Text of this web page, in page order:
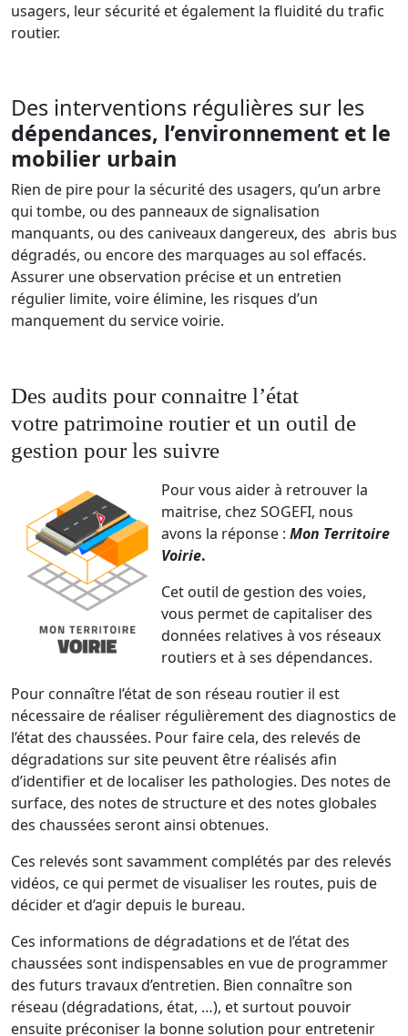
usagers, leur sécurité et également la fluidité du trafic
routier.
Des interventions régulières sur les
dépendances, l’environnement et le
mobilier urbain
Rien de pire pour la sécurité des usagers, qu’un arbre
qui tombe, ou des panneaux de signalisation
manquants, ou des caniveaux dangereux, des abris bus
dégradés, ou encore des marquages au sol effacés.
Assurer une observation précise et un entretien
régulier limite, voire élimine, les risques d’un
manquement du service voirie.
Des audits pour connaitre l’état
votre patrimoine routier et un outil de
gestion pour les suivre
Pour vous aider à retrouver la
maitrise, chez SOGEFI, nous
avons la réponse : Mon Territoire
Voirie.
Cet outil de gestion des voies,
vous permet de capitaliser des
données relatives à vos réseaux
routiers et à ses dépendances.
Pour connaître l’état de son réseau routier il est
nécessaire de réaliser régulièrement des diagnostics de
l’état des chaussées. Pour faire cela, des relevés de
dégradations sur site peuvent être réalisés afin
d’identifier et de localiser les pathologies. Des notes de
surface, des notes de structure et des notes globales
des chaussées seront ainsi obtenues.
Ces relevés sont savamment complétés par des relevés
vidéos, ce qui permet de visualiser les routes, puis de
décider et d’agir depuis le bureau.
Ces informations de dégradations et de l’état des
chaussées sont indispensables en vue de programmer
des futurs travaux d’entretien. Bien connaître son
réseau (dégradations, état, …), et surtout pouvoir
ensuite préconiser la bonne solution pour entretenir